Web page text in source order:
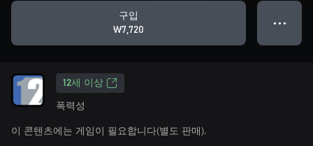
구입
₩7,720
● ● ●
12세 이상
폭력성
이 콘텐츠에는 게임이 필요합니다(별도 판매).